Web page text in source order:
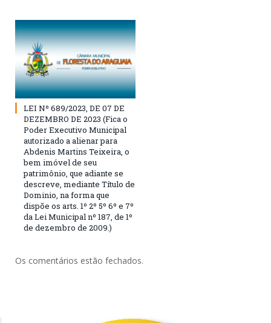
LEI Nº 689/2023, DE 07 DE
DEZEMBRO DE 2023 (Fica o
Poder Executivo Municipal
autorizado a alienar para
Abdenis Martins Teixeira, o
bem imóvel de seu
patrimônio, que adiante se
descreve, mediante Título de
Dominio, na forma que
dispõe os arts. 1º 2º 5º 6º e 7º
da Lei Municipal nº 187, de 1º
de dezembro de 2009.)
Os comentários estão fechados.